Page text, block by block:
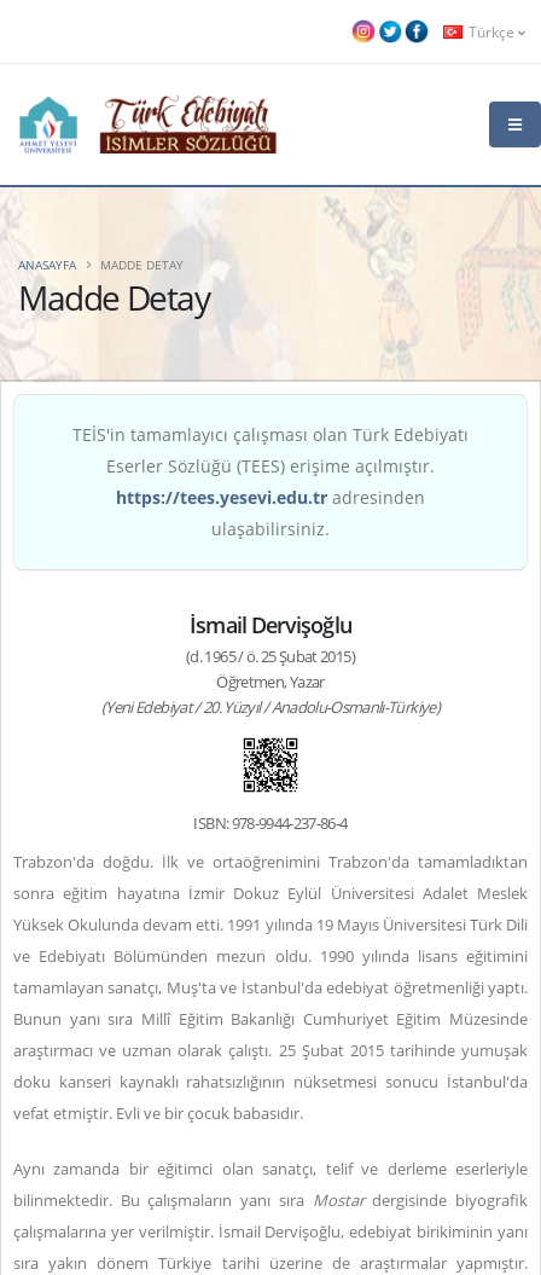
Türkçe
Madde Detay
ANASAYFA MADDE DETAY
TEİS'in tamamlayıcı çalışması olan Türk Edebiyatı
Eserler Sözlüğü (TEES) erişime açılmıştır.
https://tees.yesevi.edu.tr adresinden
ulaşabilirsiniz.
İsmail Dervişoğlu
(d. 1965 / ö. 25 Şubat 2015)
Öğretmen, Yazar
(Yeni Edebiyat / 20. Yüzyıl / Anadolu-Osmanlı-Türkiye)
ISBN: 978-9944-237-86-4
Trabzon'da doğdu. İlk ve ortaöğrenimini Trabzon'da tamamladıktan
sonra eğitim hayatına İzmir Dokuz Eylül Üniversitesi Adalet Meslek
Yüksek Okulunda devam etti. 1991 yılında 19 Mayıs Üniversitesi Türk Dili
ve Edebiyatı Bölümünden mezun oldu. 1990 yılında lisans eğitimini
tamamlayan sanatçı, Muş'ta ve İstanbul'da edebiyat öğretmenliği yaptı.
Bunun yanı sıra Millî Eğitim Bakanlığı Cumhuriyet Eğitim Müzesinde
araştırmacı ve uzman olarak çalıştı. 25 Şubat 2015 tarihinde yumuşak
doku kanseri kaynaklı rahatsızlığının nüksetmesi sonucu İstanbul'da
vefat etmiştir. Evli ve bir çocuk babasıdır.
Aynı zamanda bir eğitimci olan sanatçı, telif ve derleme eserleriyle
bilinmektedir. Bu çalışmaların yanı sıra Mostardergisinde biyografik
çalışmalarına yer verilmiştir. İsmail Dervişoğlu, edebiyat birikiminin yanı
sıra yakın dönem Türkiye tarihi üzerine de araştırmalar yapmıştır.